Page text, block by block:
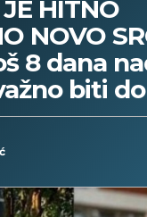
HITNO
NOVO
8 dana
biti